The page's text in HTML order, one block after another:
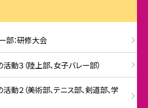
部：研修大会
動３（陸上部、女子バレー部）
動２（美術部、テニス部、剣道部、学